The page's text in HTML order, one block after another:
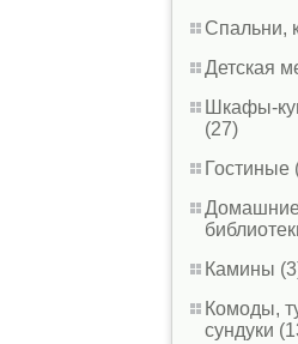
Спальни,
Детская
Шкафы-
(27)
Гостиные
Камины
Комоды,
сундуки